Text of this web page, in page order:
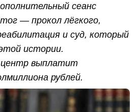
сеанс
— прокол лёгкого,
и суд, который
истории.
центр выплатит
рублей.